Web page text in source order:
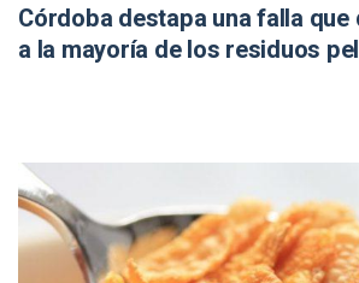
Córdoba destapa una falla
a la mayoría de los residuos